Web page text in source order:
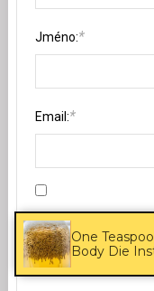
Jméno:*
Email:*
Uložit do prohlížeče
budoucí komentáře.
One
Body Die